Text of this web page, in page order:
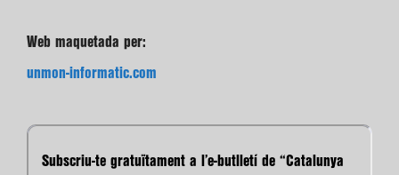
Web maquetada per:
unmon-informatic.com
Subscriu-te gratuïtament a l’e-butlletí de “Catalunya